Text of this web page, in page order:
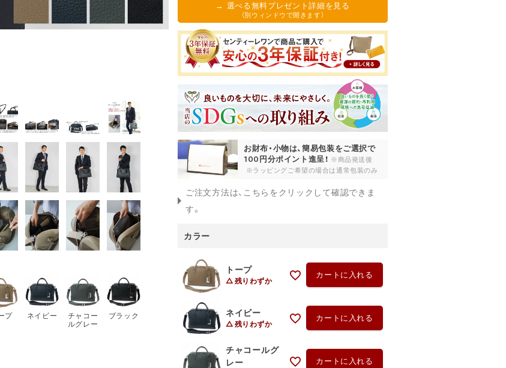
プ ネイビー
チャコー
ルグレー
ブラック
→ 選べる無料プレゼント詳細を見る
（別ウィンドウで開きます）
お財布・小物は、簡易包装をご選択で
100円分ポイント進呈！ ※商品発送後
※ラッピングご希望の場合は通常包装のみ
ご注文方法は、こちらをクリックして確認できま
す。
カラー
トープ
残りわずか
カートに入れる
ネイビー
残りわずか
カートに入れる
チャコールグ
レー
カートに入れる